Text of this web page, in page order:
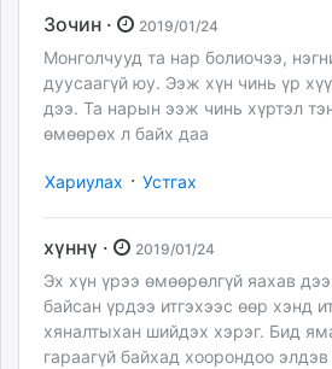
Зочин · 2019/01/24
Монголчууд та нар болиочээ,
дуусаагүй юу. Ээж хүн чинь үр
дээ. Та нарын ээж чинь хүртэл
өмөөрөх л байх даа
Хариулах · Устгах
хүннү · 2019/01/24
Эх хүн үрээ өмөөрөлгүй яахав
байсан үрдээ итгэхээс өөр хэнд
хяналтыхан шийдэх хэрэг. Бид
гараагүй байхад хоорондоо